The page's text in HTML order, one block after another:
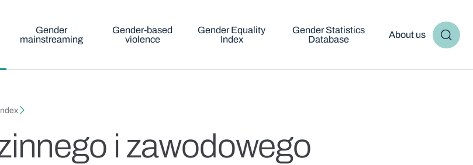
Gender
mainstreaming
Gender-based
violence
Gender Equality
Index
Gender Statistics
Database
About us
i zawodowego